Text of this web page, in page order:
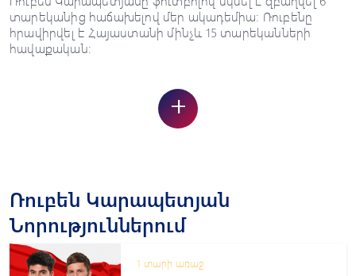
տարեկանից հաճախելով մեր ակադեմիա: Ռուբենը
հրավիրվել է Հայաստանի մինչև 15 տարեկանների
հավաքական:
+
Ռուբեն Կարապետյան
Նորություններում
1 տարի առաջ